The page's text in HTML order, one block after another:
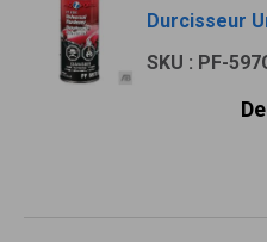
Durcisseur
SKU : PF-